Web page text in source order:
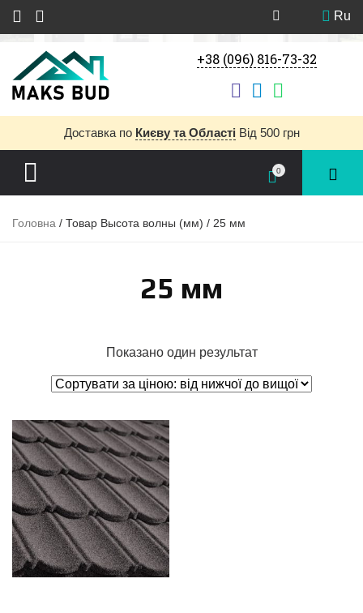
Ru
+38 (096) 816-73-32
Доставка по Києву та Області Від 500 грн
0
Головна / Товар Высота волны (мм) / 25 мм
25 мм
Показано один результат